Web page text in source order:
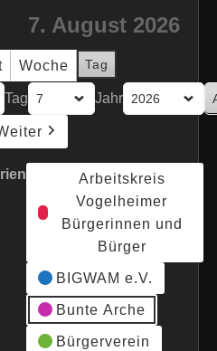
7. August 2026
Woche Tag
Tag Jahr
Arbeitskreis
Vogelheimer
Bürgerinnen und
Bürger
BIGWAM e.V.
Bunte Arche
Bürgerverein